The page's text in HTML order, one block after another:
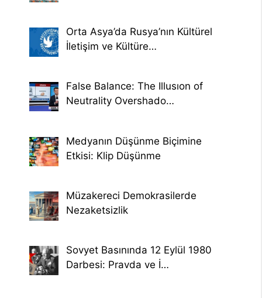
Orta Asya’da Rusya’nın Kültürel
İletişim ve Kültüre…
False Balance: The Illusıon of
Neutrality Overshado…
Medyanın Düşünme Biçimine
Etkisi: Klip Düşünme
Müzakereci Demokrasilerde
Nezaketsizlik
Sovyet Basınında 12 Eylül 1980
Darbesi: Pravda ve İ…